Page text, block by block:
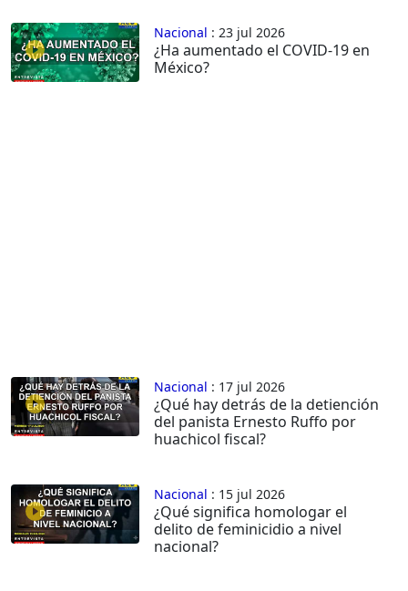
Nacional : 23 jul 2026
¿Ha aumentado el COVID-19 en
México?
Nacional : 17 jul 2026
¿Qué hay detrás de la detiención
del panista Ernesto Ruffo por
huachicol fiscal?
Nacional : 15 jul 2026
¿Qué significa homologar el
delito de feminicidio a nivel
nacional?